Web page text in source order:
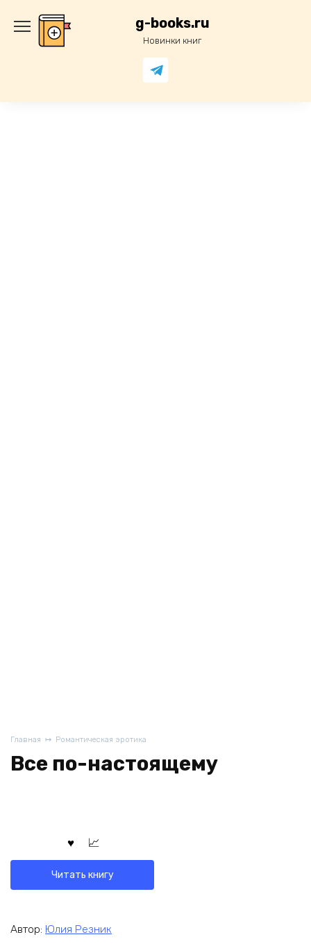
содержанию
g-books.ru
Новинки книг
Главная Романтическая эротика
Все по-настоящему
Читать книгу
Автор: Юлия Резник